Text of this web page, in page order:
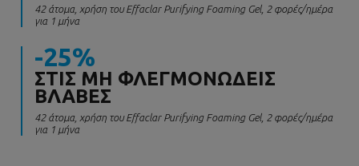
42 άτομα, χρήση του Effaclar Purifying Foaming Gel, 2 φορές/ημέρα
για 1 μήνα
-25%
ΣΤΙΣ ΜΗ ΦΛΕΓΜΟΝΩΔΕΙΣ
ΒΛΑΒΕΣ
42 άτομα, χρήση του Effaclar Purifying Foaming Gel, 2 φορές/ημέρα
για 1 μήνα